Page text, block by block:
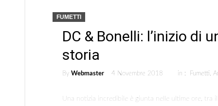
FUMETTI
DC & Bonelli: l’inizio di
storia
By Webmaster 4 Novembre 2018 in : Fumetti,
Una notizia incredibile è giunta nelle ultime ore, tra